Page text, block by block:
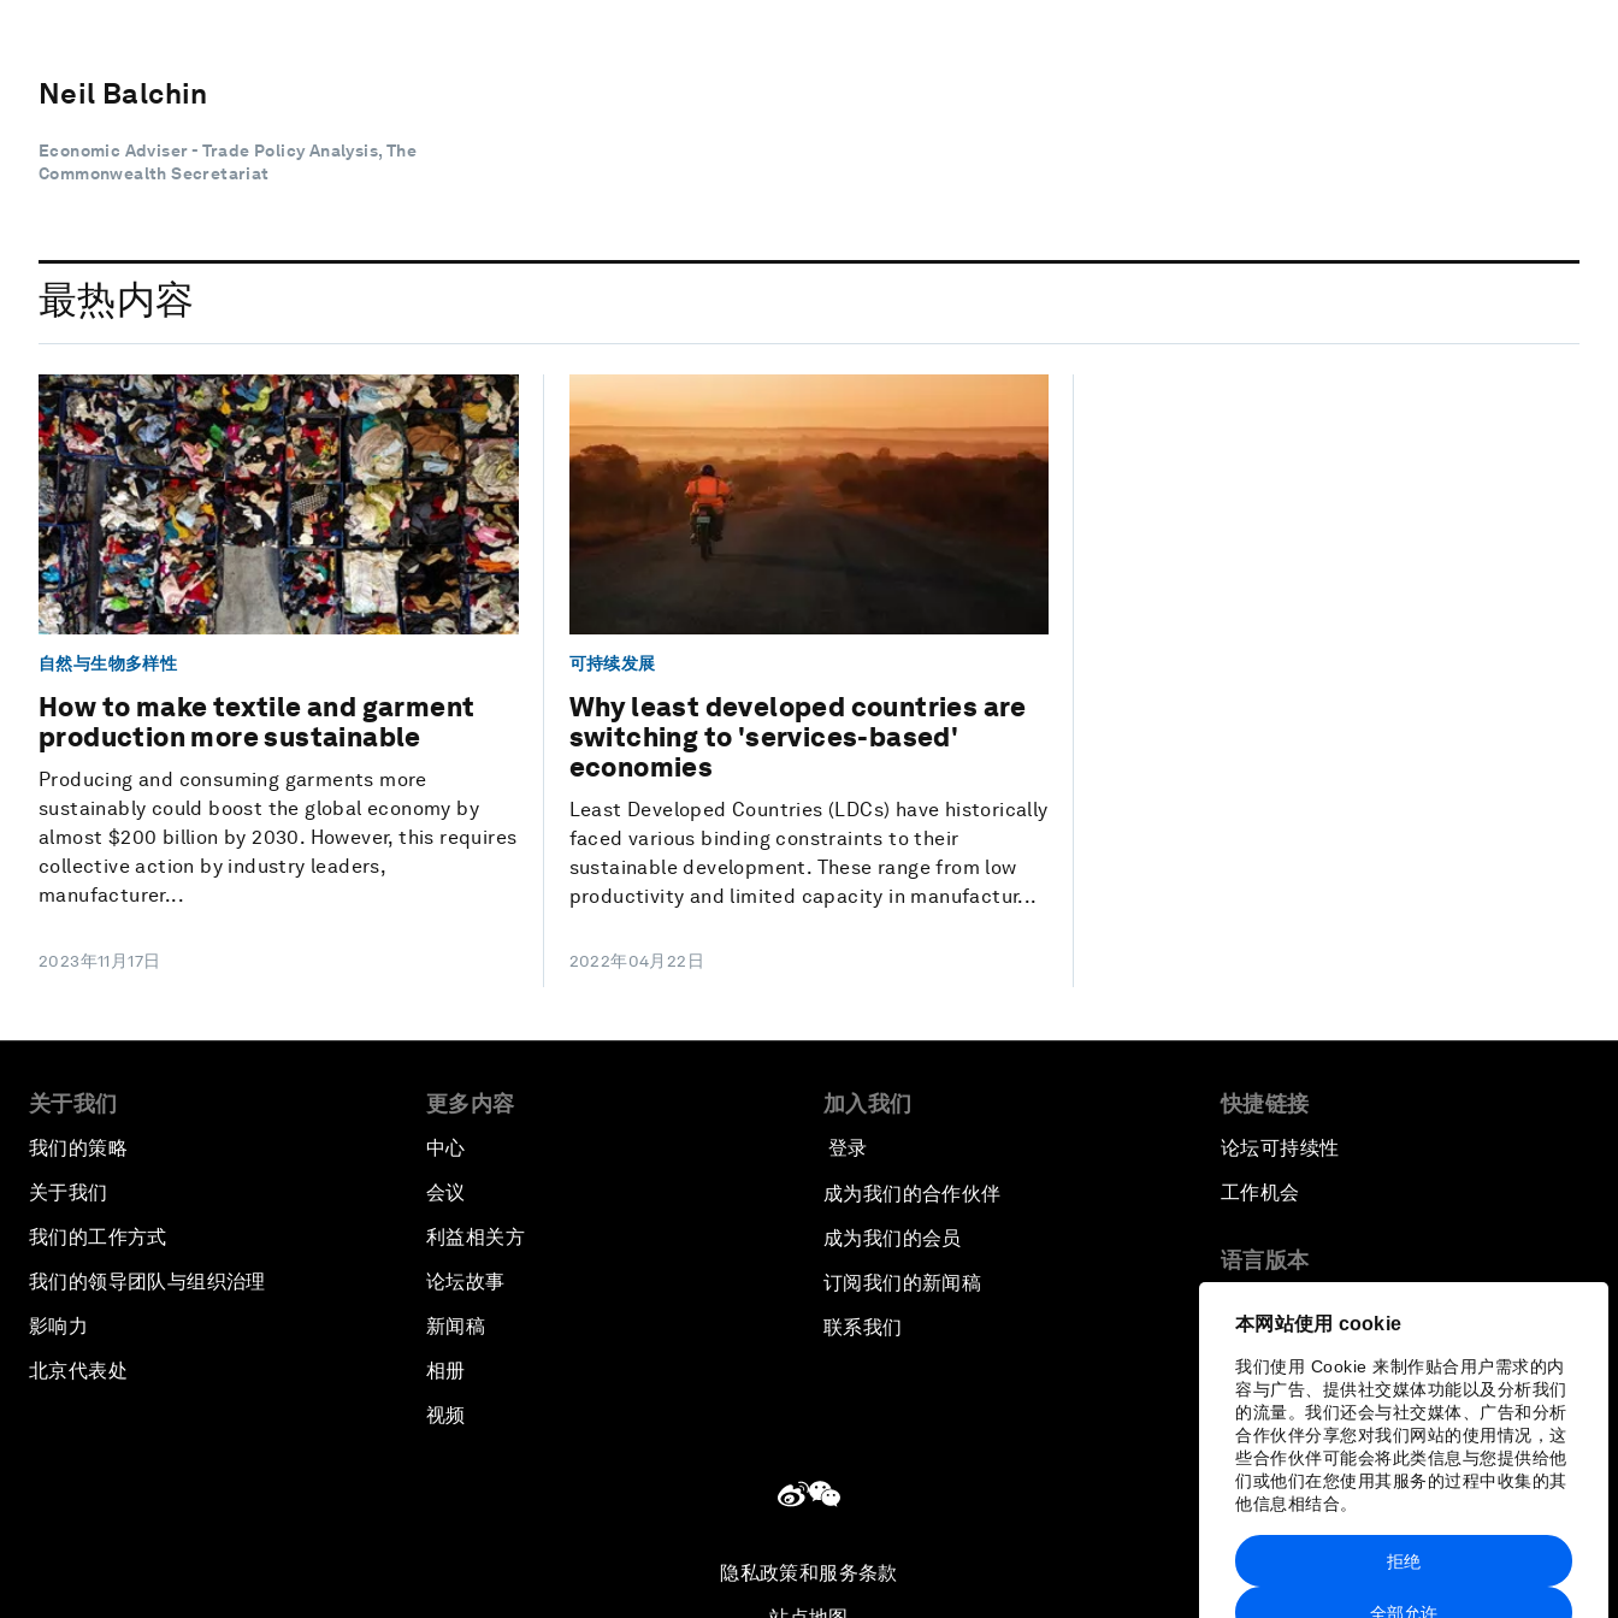
本网站使用 cookie
我们使用 Cookie 来制作贴合用户需求的内
容与广告、提供社交媒体功能以及分析我们
的流量。我们还会与社交媒体、广告和分析
合作伙伴分享您对我们网站的使用情况，这
些合作伙伴可能会将此类信息与您提供给他
们或他们在您使用其服务的过程中收集的其
他信息相结合。
全部允许
拒绝
Neil Balchin
Economic Adviser - Trade Policy Analysis, The
Commonwealth Secretariat
最热内容
自然与生物多样性
How to make textile and garment
production more sustainable
Producing and consuming garments more
sustainably could boost the global economy by
almost $200 billion by 2030. However, this requires
collective action by industry leaders,
manufacturer...
2023年11月17日
可持续发展
Why least developed countries are
switching to 'services-based'
economies
Least Developed Countries (LDCs) have historically
faced various binding constraints to their
sustainable development. These range from low
productivity and limited capacity in manufactur...
2022年04月22日
关于我们
我们的策略
关于我们
我们的工作方式
我们的领导团队与组织治理
影响力
北京代表处
更多内容
中心
会议
利益相关方
论坛故事
新闻稿
相册
视频
加入我们
登录
成为我们的合作伙伴
成为我们的会员
订阅我们的新闻稿
联系我们
快捷链接
论坛可持续性
工作机会
语言版本
隐私政策和服务条款